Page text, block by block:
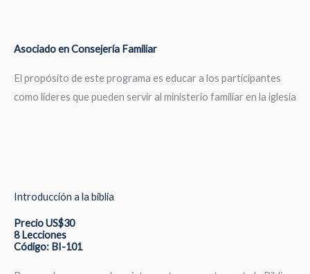
Asociado en Consejería Familiar
El propósito de este programa es educar a los participantes
como líderes que pueden servir al ministerio familiar en la iglesia
Introducción a la biblia
Precio US$30
8 Lecciones
Código: BI-101